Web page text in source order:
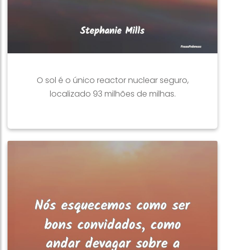
O sol é o único reactor nuclear seguro,
localizado 93 milhões de milhas.